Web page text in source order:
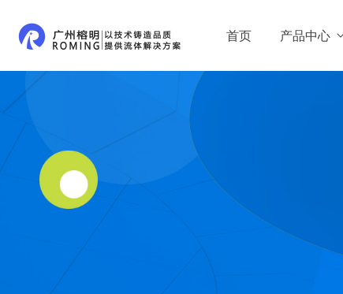
首页 产品中心